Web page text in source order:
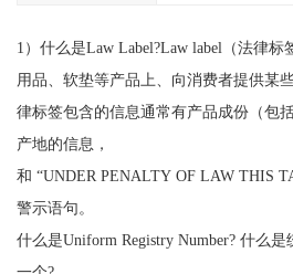
1）什么是Law Label?Law label（法律
用品、软垫等产品上、向消费者提供某
律标签包含的信息通常有产品成份（包
产地的信息，
和 “UNDER PENALTY OF LAW THIS
警示语句。
什么是Uniform Registry Number? 什么